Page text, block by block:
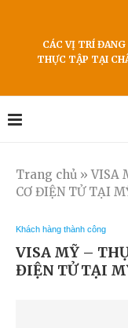
CÁC VỊ TRÍ
THỰC TẬP TẠI
Trang chủ »VISA
CƠ ĐIỆN TỬ TẠI
Khách hàng thành công
VISA MỸ –
ĐIỆN TỬ TẠI